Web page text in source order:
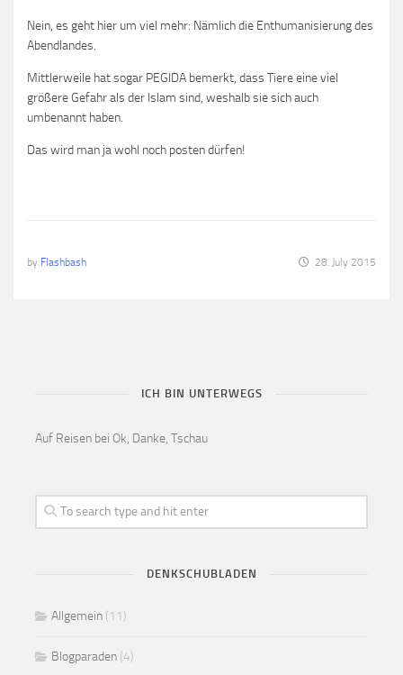
Nein, es geht hier um viel mehr: Nämlich die Enthumanisierung des
Abendlandes.
Mittlerweile hat sogar PEGIDA bemerkt, dass Tiere eine viel
größere Gefahr als der Islam sind, weshalb sie sich auch
umbenannt haben.
Das wird man ja wohl noch posten dürfen!
by Flashbash 28. July 2015
ICH BIN UNTERWEGS
Auf Reisen bei Ok, Danke, Tschau
DENKSCHUBLADEN
Allgemein (11)
Blogparaden (4)